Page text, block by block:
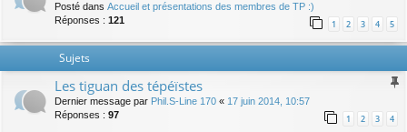
Posté dans Accueil et présentations des membres de TP :)
Réponses : 121 1 2 3 4 5
Sujets
Les tiguan des tépéïstes
Dernier message par Phil.S-Line 170 « 17 juin 2014, 10:57
Réponses : 97 1 2 3 4